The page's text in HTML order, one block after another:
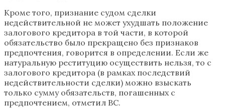
Кроме того, признание судом сделки
недействительной не может ухудшать положение
залогового кредитора в той части, в которой
обязательство было прекращено без признаков
предпочтения, говорится в определении. Если же
натуральную реституцию осуществить нельзя, то с
залогового кредитора (в рамках последствий
недействительности сделки) можно взыскать
только сумму обязательств, погашенных с
предпочтением, отметил ВС.